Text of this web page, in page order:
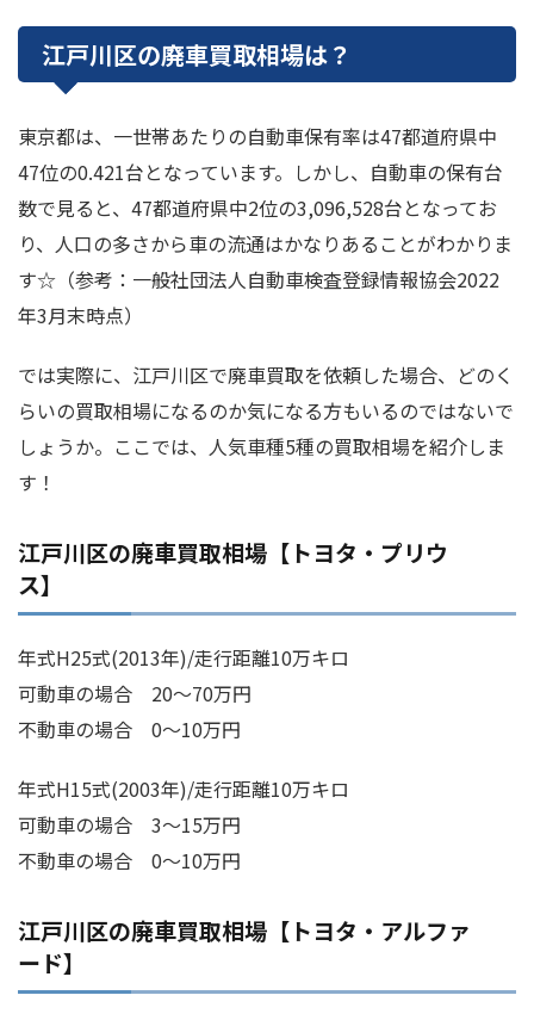
江戸川区の廃車買取相場は？
東京都は、一世帯あたりの自動車保有率は47都道府県中
47位の0.421台となっています。しかし、自動車の保有台
数で見ると、47都道府県中2位の3,096,528台となってお
り、人口の多さから車の流通はかなりあることがわかりま
す☆（参考：一般社団法人自動車検査登録情報協会2022
年3月末時点）
では実際に、江戸川区で廃車買取を依頼した場合、どのく
らいの買取相場になるのか気になる方もいるのではないで
しょうか。ここでは、人気車種5種の買取相場を紹介しま
す！
江戸川区の廃車買取相場【トヨタ・プリウ
ス】
年式H25式(2013年)/走行距離10万キロ
可動車の場合 20～70万円
不動車の場合 0～10万円
年式H15式(2003年)/走行距離10万キロ
可動車の場合 3～15万円
不動車の場合 0～10万円
江戸川区の廃車買取相場【トヨタ・アルファ
ード】